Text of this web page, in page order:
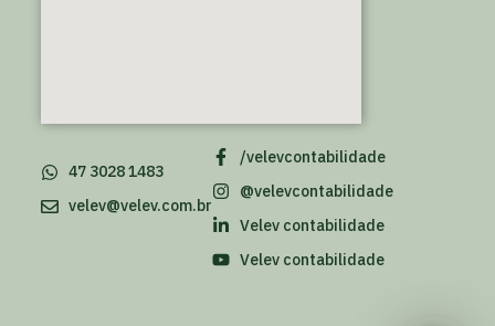
/velevcontabilidade
@velevcontabilidade
Velev contabilidade
Velev contabilidade
47 3028 1483
velev@velev.com.br